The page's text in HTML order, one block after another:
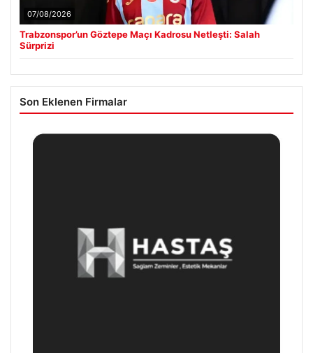
07/08/2026
Trabzonspor’un Göztepe Maçı Kadrosu Netleşti: Salah
Sürprizi
Son Eklenen Firmalar